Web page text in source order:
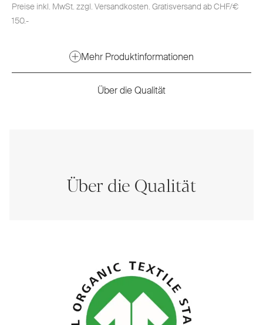
Preise inkl. MwSt. zzgl. Versandkosten. Gratisversand ab CHF/€
150.-
Mehr Produktinformationen
Über die Qualität
Über die Qualität